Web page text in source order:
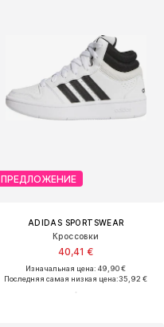
ПРЕДЛОЖЕНИЕ
ADIDAS SPORTSWEAR
Кроссовки
40,41 €
Изначальная цена: 49,90 €
Последняя самая низкая цена:35,92 €